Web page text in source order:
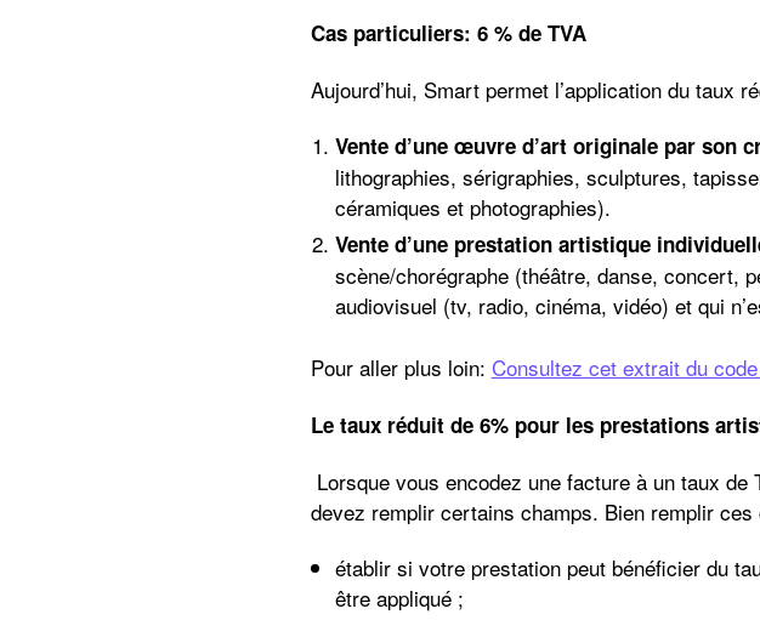
Cas particuliers: 6 % de TVA
Aujourd’hui, Smart permet l’applicationdu taux
Vente d’une œuvre d’art originale par son
lithographies, sérigraphies, sculptures,
céramiques et photographies).
Vente d’une prestation artistique
scène/chorégraphe (théâtre, danse, concert,
audiovisuel (tv, radio, cinéma, vidéo) et qui
Pour aller plus loin: Consultez cet extrait du
Le taux réduit de 6% pour les prestations
Lorsque vous encodez une facture à un taux
devez remplir certains champs. Bien remplir
établirsi votre prestation peut bénéficier du
être appliqué ;